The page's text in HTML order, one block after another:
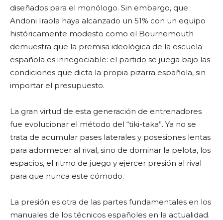
diseñados para el monólogo. Sin embargo, que
Andoni Iraola haya alcanzado un 51% con un equipo
históricamente modesto como el Bournemouth
demuestra que la premisa ideológica de la escuela
española es innegociable: el partido se juega bajo las
condiciones que dicta la propia pizarra española, sin
importar el presupuesto.
La gran virtud de esta generación de entrenadores
fue evolucionar el método del “tiki-taka”. Ya no se
trata de acumular pases laterales y posesiones lentas
para adormecer al rival, sino de dominar la pelota, los
espacios, el ritmo de juego y ejercer presión al rival
para que nunca este cómodo.
La presión es otra de las partes fundamentales en los
manuales de los técnicos españoles en la actualidad.